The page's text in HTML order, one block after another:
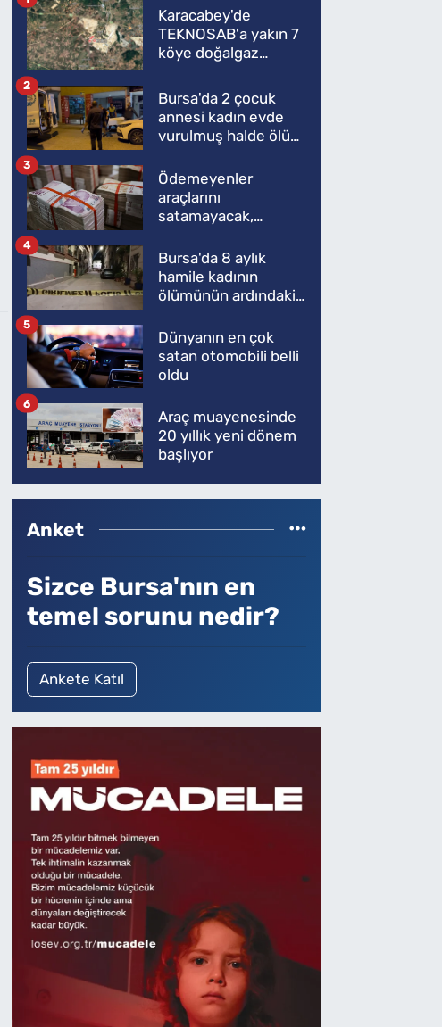
Karacabey'de
TEKNOSAB'a yakın 7
köye doğalgaz
Bursa'da 2 çocuk
annesi kadın evde
vurulmuş halde ölü
2
Ödemeyenler
araçlarını
satamayacak,
3
Bursa'da 8 aylık
hamile kadının
ölümünün ardındaki
4
Dünyanın en çok
satan otomobili belli
oldu
5
Araç muayenesinde
20 yıllık yeni dönem
başlıyor
6
Anket
Sizce Bursa'nın en
temel sorunu nedir?
Ankete Katıl